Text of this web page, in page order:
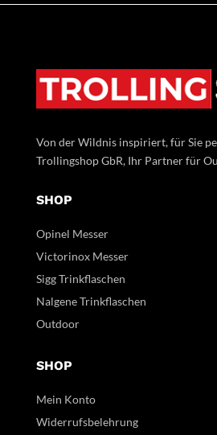
Von der Wildnis inspiriert, für Sie
Trollingshop GbR, Ihr Partner für
SHOP
Opinel Messer
Victorinox Messer
Sigg Trinkflaschen
Nalgene Trinkflaschen
Outdoor
SHOP
Mein Konto
Widerrufsbelehrung